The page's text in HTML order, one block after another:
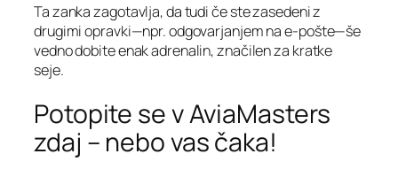
Ta zanka zagotavlja, da tudi če ste zasedeni z
drugimi opravki—npr. odgovarjanjem na e‑pošte—še
vedno dobite enak adrenalin, značilen za kratke
seje.
Potopite se v AviaMasters
zdaj – nebo vas čaka!